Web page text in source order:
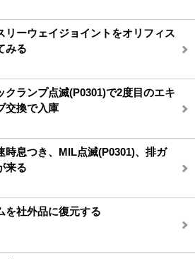
リーウェイジョイントをオリフィス
みる
クランプ点滅(P0301)で2度目のエキ
交換で入庫
時息つき、MIL点滅(P0301)、排ガ
来る
を社外品に復元する